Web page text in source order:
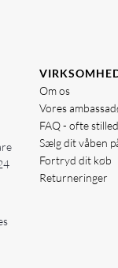
Om os
Vores
FAQ - ofte
Sælg dit våben
Fortryd dit køb
Returneringer